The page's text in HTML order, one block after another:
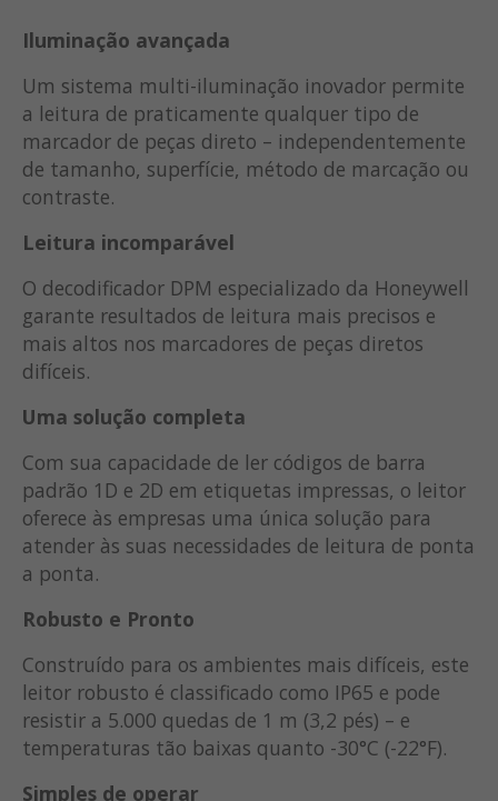
Iluminação avançada
Um sistema multi-iluminação inovador permite
a leitura de praticamente qualquer tipo de
marcador de peças direto – independentemente
de tamanho, superfície, método de marcação ou
contraste.
Leitura incomparável
O decodificador DPM especializado da Honeywell
garante resultados de leitura mais precisos e
mais altos nos marcadores de peças diretos
difíceis.
Uma solução completa
Com sua capacidade de ler códigos de barra
padrão 1D e 2D em etiquetas impressas, o leitor
oferece às empresas uma única solução para
atender às suas necessidades de leitura de ponta
a ponta.
Robusto e Pronto
Construído para os ambientes mais difíceis, este
leitor robusto é classificado como IP65 e pode
resistir a 5.000 quedas de 1 m (3,2 pés) – e
temperaturas tão baixas quanto -30°C (-22°F).
Simples de operar